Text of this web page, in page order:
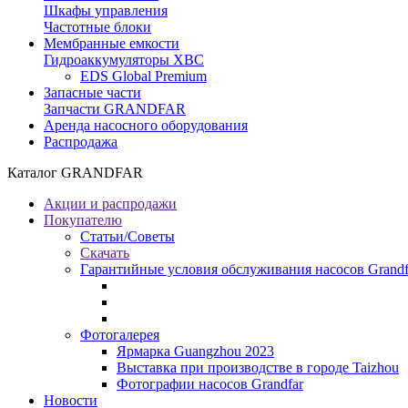
Шкафы управления
Частотные блоки
Мембранные емкости
Гидроаккумуляторы ХВС
EDS Global Premium
Запасные части
Запчасти GRANDFAR
Аренда насосного оборудования
Распродажа
Каталог GRANDFAR
Акции и распродажи
Покупателю
Статьи/Советы
Скачать
Гарантийные условия обслуживания насосов
Фотогалерея
Ярмарка Guangzhou 2023
Выставка при производстве в городе Taizhou
Фотографии насосов Grandfar
Новости